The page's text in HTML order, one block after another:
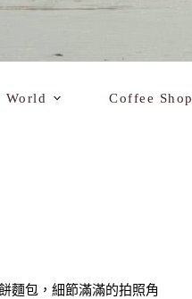
World Coffee Shop
麵包，細節滿滿的拍照角